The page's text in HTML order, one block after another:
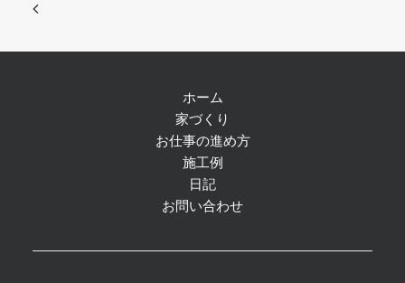
ホーム
家づくり
お仕事の進め方
施工例
日記
お問い合わせ